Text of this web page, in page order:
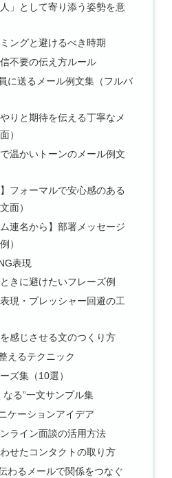
」として寄り添う姿勢を意
ングと避けるべき時期
不要の伝え方ルール
に送るメール例文集（フルバ
りと期待を伝える丁寧なメ
）
温かいトーンのメール例文
フォーマルで安心感のある
面）
連名から】部署メッセージ
）
表現
きに避けたいフレーズ例
現・プレッシャー回避の工
感じさせる文のつくり方
えるテクニック
ズ集（10選）
なる”一文サンプル集
ケーションアイデア
ライン面談の活用方法
せたコンタクトの取り方
わるメールで関係をつなぐ